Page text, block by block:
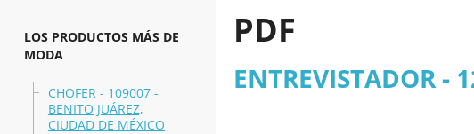
LOS PRODUCTOS MÁS DE
MODA
CHOFER - 109007 -
BENITO JUÁREZ,
CIUDAD DE MÉXICO
PDF
ENTREVISTADOR -